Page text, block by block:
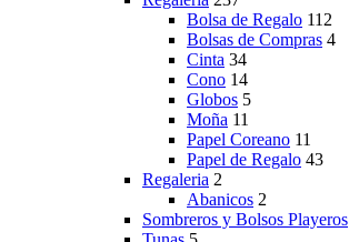
Bolsa de Regalo 112
Bolsas de Compras 4
Cinta 34
Cono 14
Globos 5
Moña 11
Papel Coreano 11
Papel de Regalo 43
Regaleria 2
Abanicos 2
Sombreros y Bolsos Playeros